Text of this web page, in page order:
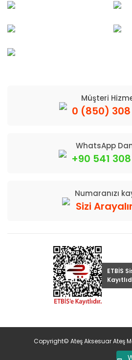
Müşteri
0 (850)
WhatsApp
+90 541
Numaranızı
Sizi
ETBİS
Copyright© Ateş Aksesuar Ateş